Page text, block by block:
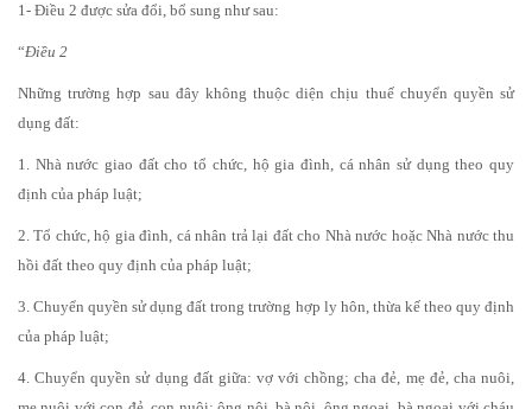
1- Điều 2 được sửa đổi, bổ sung như sau:
“Điều 2
Những trường hợp sau đây không thuộc diện chịu thuế chuyển quyền sử
dụng đất:
1. Nhà nước giao đất cho tổ chức, hộ gia đình, cá nhân sử dụng theo quy
định của pháp luật;
2. Tổ chức, hộ gia đình, cá nhân trả lại đất cho Nhà nước hoặc Nhà nước thu
hồi đất theo quy định của pháp luật;
3. Chuyển quyền sử dụng đất trong trường hợp ly hôn, thừa kế theo quy định
của pháp luật;
4. Chuyển quyền sử dụng đất giữa: vợ với chồng; cha đẻ, mẹ đẻ, cha nuôi,